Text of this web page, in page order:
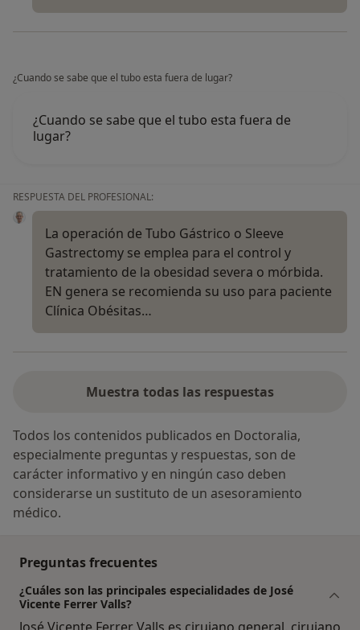
¿Cuando se sabe que el tubo esta fuera de lugar?
¿Cuando se sabe que el tubo esta fuera de
lugar?
RESPUESTA DEL PROFESIONAL:
La operación de Tubo Gástrico o Sleeve
Gastrectomy se emplea para el control y
tratamiento de la obesidad severa o mórbida.
EN genera se recomienda su uso para paciente
Clínica Obésitas…
Muestra todas las respuestas
Todos los contenidos publicados en Doctoralia,
especialmente preguntas y respuestas, son de
carácter informativo y en ningún caso deben
considerarse un sustituto de un asesoramiento
médico.
Preguntas frecuentes
¿Cuáles son las principales especialidades de José
Vicente Ferrer Valls?